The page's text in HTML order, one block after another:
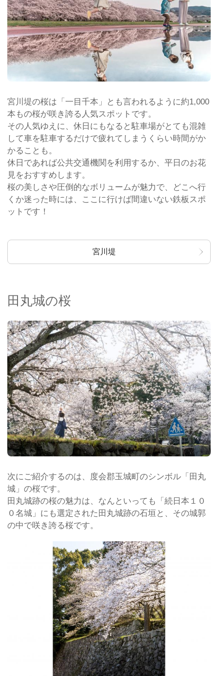
宮川堤の桜は「一目千本」とも言われるように約1,000
本もの桜が咲き誇る人気スポットです。
その人気ゆえに、休日にもなると駐車場がとても混雑
して車を駐車するだけで疲れてしまうくらい時間がか
かることも。
休日であれば公共交通機関を利用するか、平日のお花
見をおすすめします。
桜の美しさや圧倒的なボリュームが魅力で、どこへ行
くか迷った時には、ここに行けば間違いない鉄板スポ
ットです！
宮川堤
田丸城の桜
次にご紹介するのは、度会郡玉城町のシンボル「田丸
城」の桜です。
田丸城跡の桜の魅力は、なんといっても「続日本１０
０名城」にも選定された田丸城跡の石垣と、その城郭
の中で咲き誇る桜です。